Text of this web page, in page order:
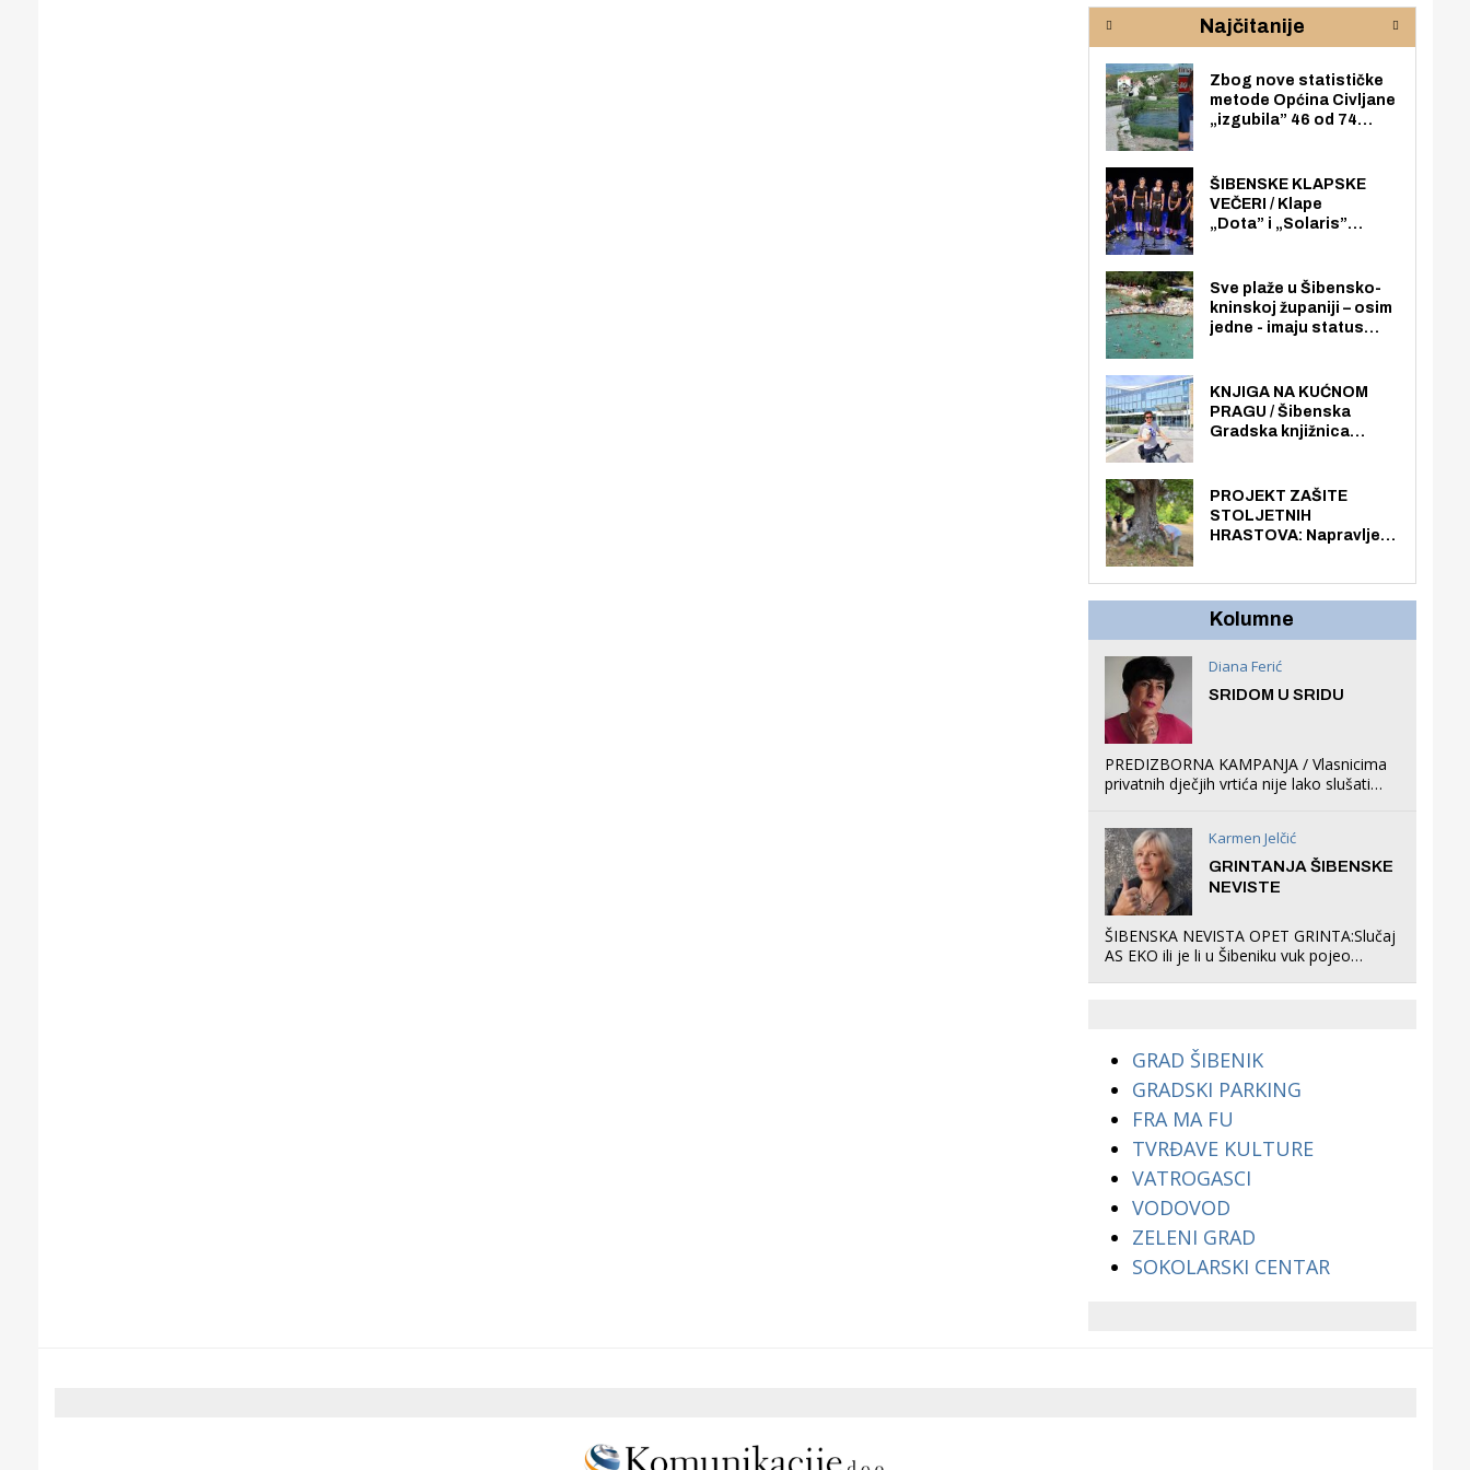
rijeke Krke
Najčitanije
Zbog nove statističke
metode Općina Civljane
„izgubila” 46 od 74
nego radno sposobnih
osoba među svojih 170
stanovnika.
ŠIBENSKE KLAPSKE
VEČERI / Klape
„Dota” i „Solaris”
loži
Sve plaže u Šibensko-
kninskoj županiji – osim
jedne - imaju status
općoj upotrebi. Pristup
je slobodan i besplatan
za sve građane i
KNJIGA NA KUĆNOM
PRAGU / Šibenska
Gradska knjižnica
knjiga na kućnu adresu
električnim biciklom.
PROJEKT ZAŠITE
STOLJETNIH
HRASTOVA: Napravljen
Kolumne
Diana Ferić
SRIDOM U SRIDU
PREDIZBORNA KAMPANJA / Vlasnicima
privatnih dječjih vrtića nije lako slušati
što oni rade u Šibeniku ne postoji
Karmen Jelčić
GRINTANJA ŠIBENSKE
NEVISTE
ŠIBENSKA NEVISTA OPET GRINTA:Slučaj
AS EKO ili je li u Šibeniku vuk pojeo
GRAD ŠIBENIK
GRADSKI PARKING
FRA MA FU
TVRĐAVE KULTURE
VATROGASCI
VODOVOD
ZELENI GRAD
SOKOLARSKI CENTAR